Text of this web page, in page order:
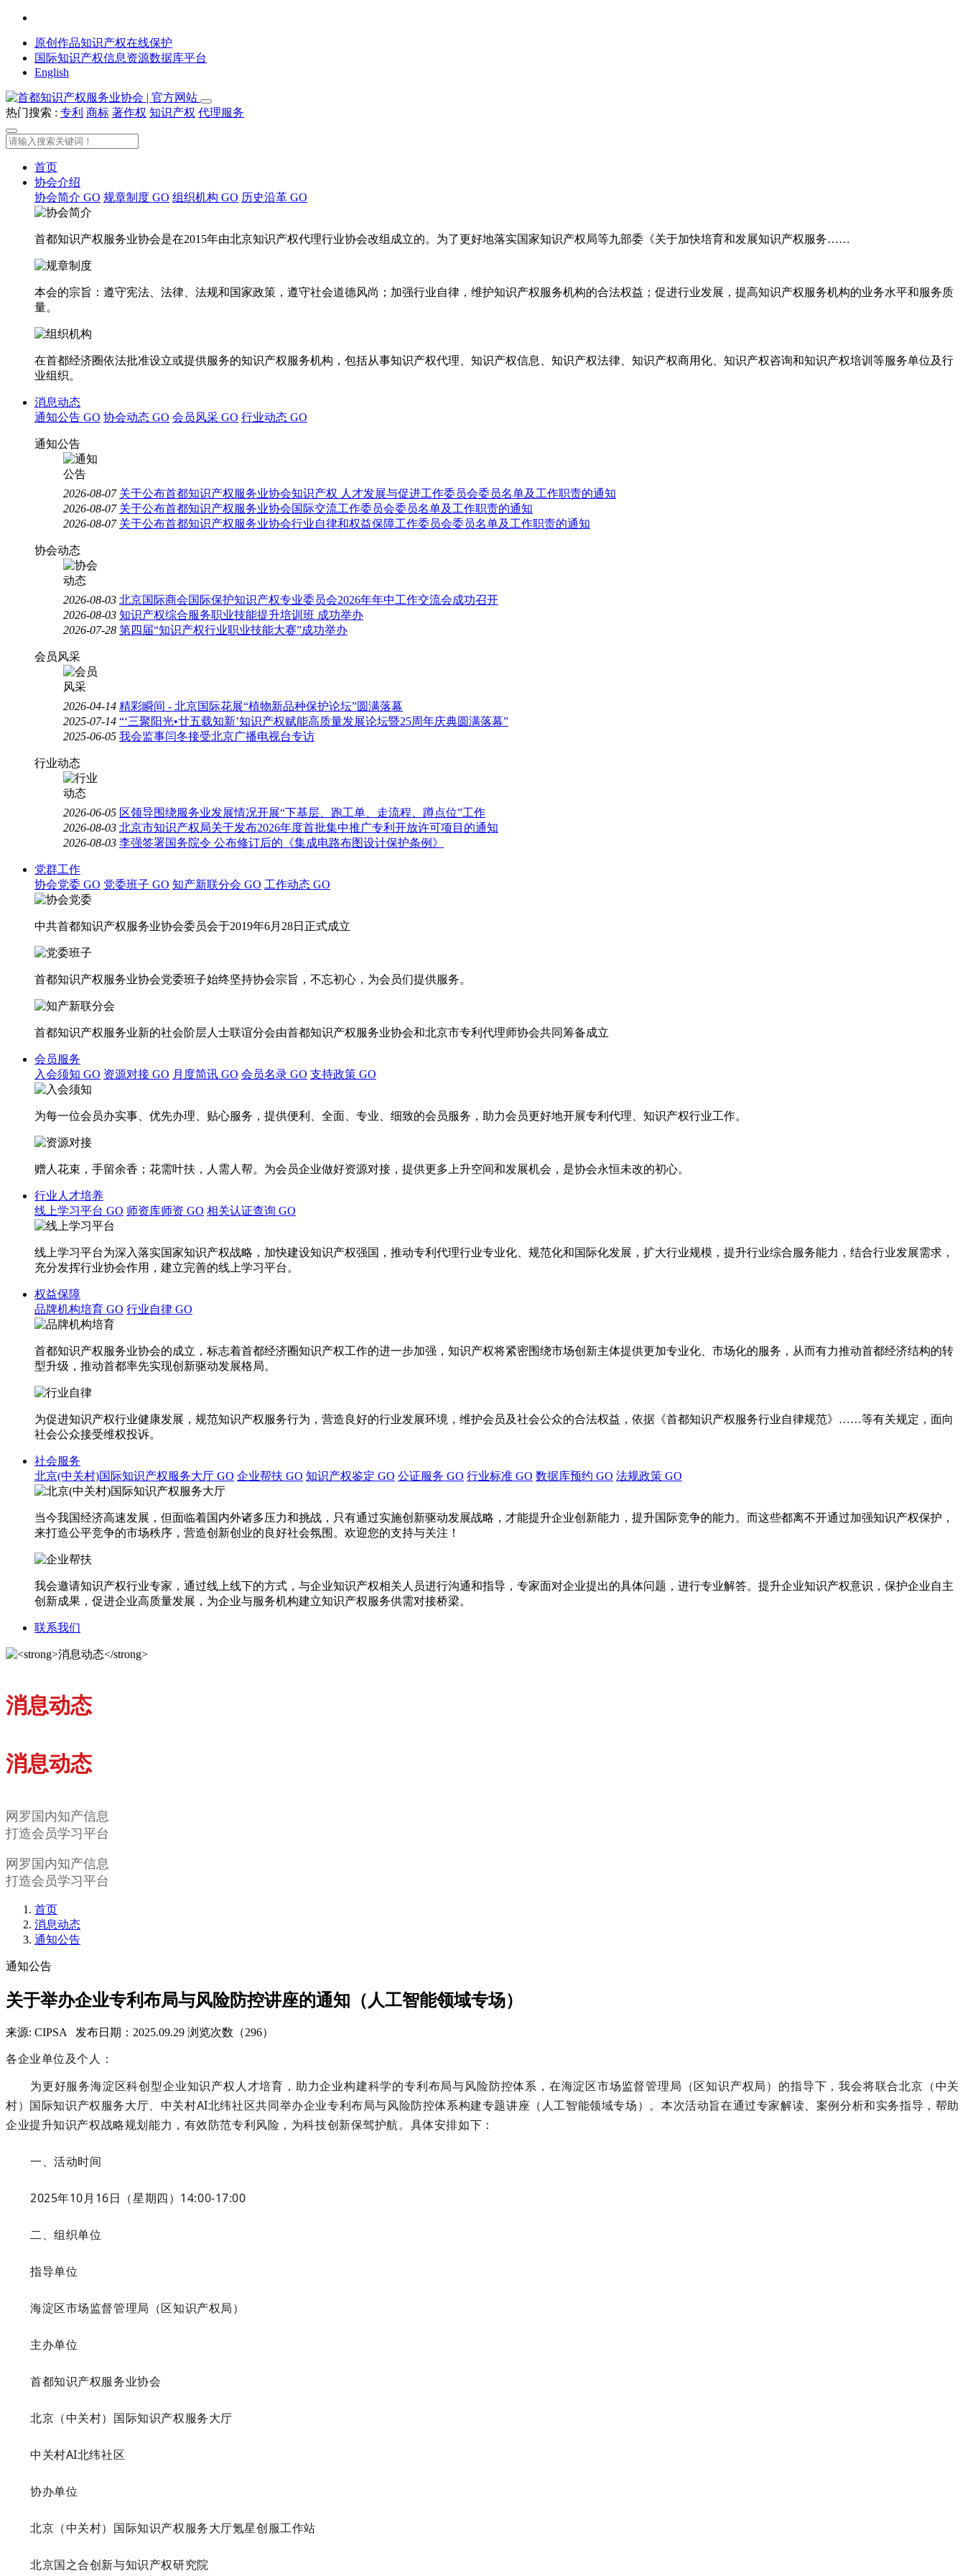
原创作品知识产权在线保护
国际知识产权信息资源数据库平台
English
热门搜索 : 专利 商标 著作权 知识产权 代理服务
首页
协会介绍
协会简介 GO 规章制度 GO 组织机构 GO 历史沿革 GO
首都知识产权服务业协会是在2015年由北京知识产权代理行业协会改组成立的。为了更好地落实国家知识产权局等九部委《关于加快培育和发展知识产权服务……
本会的宗旨：遵守宪法、法律、法规和国家政策，遵守社会道德风尚；加强行业自律，维护知识产权服务机构的合法权益；促进行业发展，提高知识产权服务机构的业务水平和服务质
量。
在首都经济圈依法批准设立或提供服务的知识产权服务机构，包括从事知识产权代理、知识产权信息、知识产权法律、知识产权商用化、知识产权咨询和知识产权培训等服务单位及行
业组织。
消息动态
通知公告 GO 协会动态 GO 会员风采 GO 行业动态 GO
通知公告
2026-08-07 关于公布首都知识产权服务业协会知识产权 人才发展与促进工作委员会委员名单及工作职责的通知
2026-08-07 关于公布首都知识产权服务业协会国际交流工作委员会委员名单及工作职责的通知
2026-08-07 关于公布首都知识产权服务业协会行业自律和权益保障工作委员会委员名单及工作职责的通知
协会动态
2026-08-03 北京国际商会国际保护知识产权专业委员会2026年年中工作交流会成功召开
2026-08-03 知识产权综合服务职业技能提升培训班 成功举办
2026-07-28 第四届“知识产权行业职业技能大赛”成功举办
会员风采
2026-04-14 精彩瞬间 - 北京国际花展“植物新品种保护论坛”圆满落幕
2025-07-14 “‘三聚阳光•廿五载知新’知识产权赋能高质量发展论坛暨25周年庆典圆满落幕”
2025-06-05 我会监事闫冬接受北京广播电视台专访
行业动态
2026-06-05 区领导围绕服务业发展情况开展“下基层、跑工单、走流程、蹲点位”工作
2026-08-03 北京市知识产权局关于发布2026年度首批集中推广专利开放许可项目的通知
2026-08-03 李强签署国务院令 公布修订后的《集成电路布图设计保护条例》
党群工作
协会党委 GO 党委班子 GO 知产新联分会 GO 工作动态 GO
中共首都知识产权服务业协会委员会于2019年6月28日正式成立
首都知识产权服务业协会党委班子始终坚持协会宗旨，不忘初心，为会员们提供服务。
首都知识产权服务业新的社会阶层人士联谊分会由首都知识产权服务业协会和北京市专利代理师协会共同筹备成立
会员服务
入会须知 GO 资源对接 GO 月度简讯 GO 会员名录 GO 支持政策 GO
为每一位会员办实事、优先办理、贴心服务，提供便利、全面、专业、细致的会员服务，助力会员更好地开展专利代理、知识产权行业工作。
赠人花束，手留余香；花需叶扶，人需人帮。为会员企业做好资源对接，提供更多上升空间和发展机会，是协会永恒未改的初心。
行业人才培养
线上学习平台 GO 师资库师资 GO 相关认证查询 GO
线上学习平台为深入落实国家知识产权战略，加快建设知识产权强国，推动专利代理行业专业化、规范化和国际化发展，扩大行业规模，提升行业综合服务能力，结合行业发展需求，
充分发挥行业协会作用，建立完善的线上学习平台。
权益保障
品牌机构培育 GO 行业自律 GO
首都知识产权服务业协会的成立，标志着首都经济圈知识产权工作的进一步加强，知识产权将紧密围绕市场创新主体提供更加专业化、市场化的服务，从而有力推动首都经济结构的转
型升级，推动首都率先实现创新驱动发展格局。
为促进知识产权行业健康发展，规范知识产权服务行为，营造良好的行业发展环境，维护会员及社会公众的合法权益，依据《首都知识产权服务行业自律规范》……等有关规定，面向
社会公众接受维权投诉。
社会服务
北京(中关村)国际知识产权服务大厅 GO 企业帮扶 GO 知识产权鉴定 GO 公证服务 GO 行业标准 GO 数据库预约 GO 法规政策 GO
当今我国经济高速发展，但面临着国内外诸多压力和挑战，只有通过实施创新驱动发展战略，才能提升企业创新能力，提升国际竞争的能力。而这些都离不开通过加强知识产权保护，
来打造公平竞争的市场秩序，营造创新创业的良好社会氛围。欢迎您的支持与关注！
我会邀请知识产权行业专家，通过线上线下的方式，与企业知识产权相关人员进行沟通和指导，专家面对企业提出的具体问题，进行专业解答。提升企业知识产权意识，保护企业自主
创新成果，促进企业高质量发展，为企业与服务机构建立知识产权服务供需对接桥梁。
联系我们
消息动态
消息动态
网罗国内知产信息
打造会员学习平台
网罗国内知产信息
打造会员学习平台
首页
消息动态
通知公告
通知公告
关于举办企业专利布局与风险防控讲座的通知（人工智能领域专场）
来源: CIPSA 发布日期：2025.09.29 浏览次数（296）
各企业单位及个人：
为更好服务海淀区科创型企业知识产权人才培育，助力企业构建科学的专利布局与风险防控体系，在海淀区市场监督管理局（区知识产权局）的指导下，我会将联合北京（中关
村）国际知识产权服务大厅、中关村AI北纬社区共同举办企业专利布局与风险防控体系构建专题讲座（人工智能领域专场）。本次活动旨在通过专家解读、案例分析和实务指导，帮助
企业提升知识产权战略规划能力，有效防范专利风险，为科技创新保驾护航。具体安排如下：
一、活动时间
2025年10月 16日 （星期四） 14:00-17:00
二、组织单位
指导单位
海淀区市场监督管理局（区知识产权局）
主办单位
首都知识产权服务业协会
北京（中关村）国际知识产权服务大厅
中关村AI北纬社区
协办单位
北京（中关村）国际知识产权服务大厅氪星创服工作站
北京国之合创新与知识产权研究院